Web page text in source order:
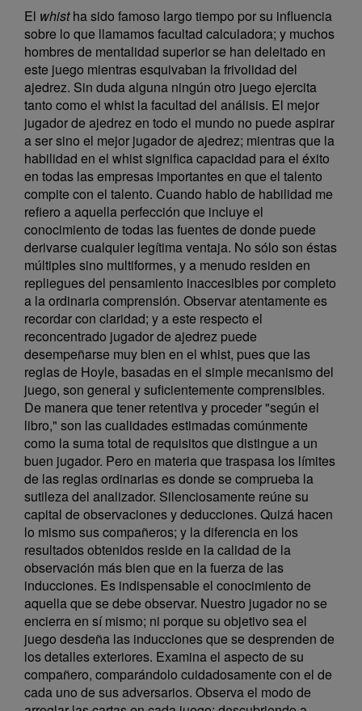
El whistha sido famoso largo tiempo por su influencia
sobre lo que llamamos facultad calculadora; y muchos
hombres de mentalidad superior se han deleitado en
este juego mientras esquivaban la frivolidad del
ajedrez. Sin duda alguna ningún otro juego ejercita
tanto como el whist la facultad del análisis. El mejor
jugador de ajedrez en todo el mundo no puede aspirar
a ser sino el mejor jugador de ajedrez; mientras que la
habilidad en el whist significa capacidad para el éxito
en todas las empresas importantes en que el talento
compite con el talento. Cuando hablo de habilidad me
refiero a aquella perfección que incluye el
conocimiento de todas las fuentes de donde puede
derivarse cualquier legítima ventaja. No sólo son éstas
múltiples sino multiformes, y a menudo residen en
repliegues del pensamiento inaccesibles por completo
a la ordinaria comprensión. Observar atentamente es
recordar con claridad; y a este respecto el
reconcentrado jugador de ajedrez puede
desempeñarse muy bien en el whist, pues que las
reglas de Hoyle, basadas en el simple mecanismo del
juego, son general y suficientemente comprensibles.
De manera que tener retentiva y proceder "según el
libro," son las cualidades estimadas comúnmente
como la suma total de requisitos que distingue a un
buen jugador. Pero en materia que traspasa los límites
de las reglas ordinarias es donde se comprueba la
sutileza del analizador. Silenciosamente reúne su
capital de observaciones y deducciones. Quizá hacen
lo mismo sus compañeros; y la diferencia en los
resultados obtenidos reside en la calidad de la
observación más bien que en la fuerza de las
inducciones. Es indispensable el conocimiento de
aquella que se debe observar. Nuestro jugador no se
encierra en sí mismo; ni porque su objetivo sea el
juego desdeña las inducciones que se desprenden de
los detalles exteriores. Examina el aspecto de su
compañero, comparándolo cuidadosamente con el de
cada uno de sus adversarios. Observa el modo de